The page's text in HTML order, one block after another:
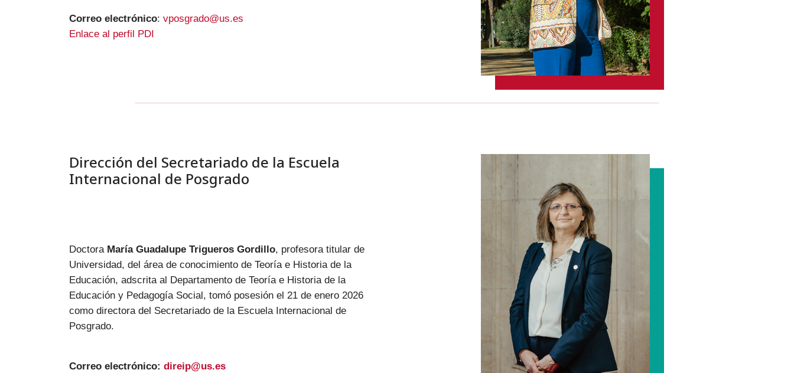
Correo electrónico: vposgrado@us.es
Enlace al perfil PDI
Dirección del Secretariado de la Escuela
Internacional de Posgrado
Doctora María Guadalupe Trigueros Gordillo, profesora titular de
Universidad, del área de conocimiento de Teoría e Historia de la
Educación, adscrita al Departamento de Teoría e Historia de la
Educación y Pedagogía Social, tomó posesión el 21 de enero 2026
como directora del Secretariado de la Escuela Internacional de
Posgrado.
Correo electrónico: direip@us.es